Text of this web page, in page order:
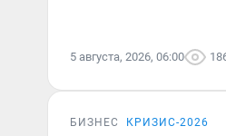
5 августа, 2026, 06:00
БИЗНЕС КРИЗИС-2026